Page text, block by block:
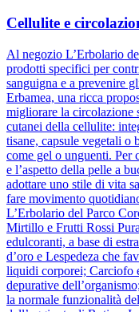
Cellulite e
Al negozio L’Erbolario
prodotti specifici per
sanguigna e a prevenire
Erbamea, una ricca
migliorare la circolazione
cutanei della cellulite:
tisane, capsule vegetali o
come gel o unguenti. Per
e l’aspetto della pelle a
adottare uno stile di vita
fare movimento
L’Erbolario del Parco
Mirtillo e Frutti Rossi
edulcoranti, a base di
d’oro e Lespedeza che
liquidi corporei; Carciofo
depurative
la normale funzionalità